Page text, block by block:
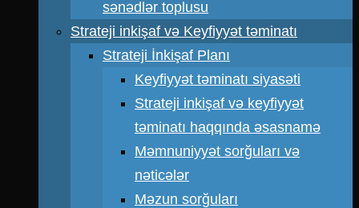
sənədlər toplusu
Strateji inkişaf və Keyfiyyət təminatı
Strateji İnkişaf Planı
Keyfiyyət təminatı siyasəti
Strateji inkişaf və keyfiyyət
təminatı haqqında əsasnamə
Məmnuniyyət sorğuları və
nəticələr
Məzun sorğuları